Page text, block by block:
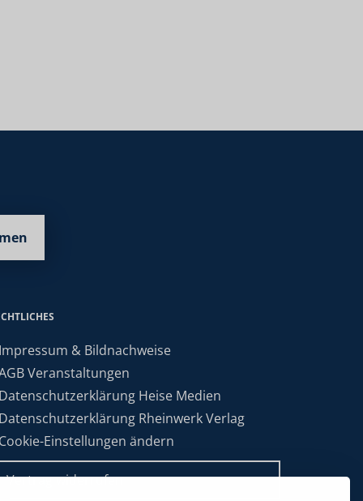
& Bildnachweise
Veranstaltungen
Heise Medien
Rheinwerk Verlag
Einstellungen ändern
Vertrag widerrufen